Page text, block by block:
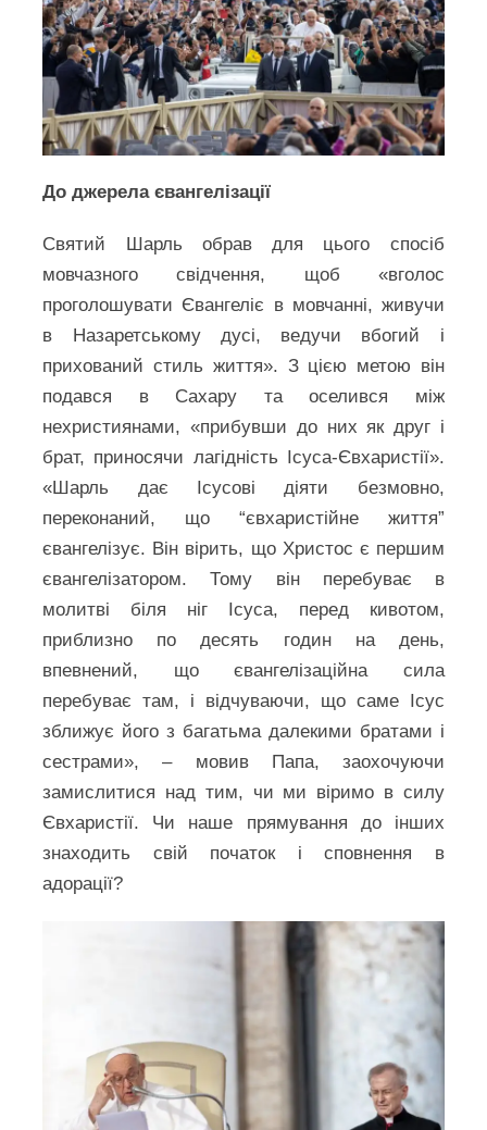
До джерела євангелізації
Святий Шарль обрав для цього спосіб
мовчазного свідчення, щоб «вголос
проголошувати Євангеліє в мовчанні, живучи
в Назаретському дусі, ведучи вбогий і
прихований стиль життя». З цією метою він
подався в Сахару та оселився між
нехристиянами, «прибувши до них як друг і
брат, приносячи лагідність Ісуса-Євхаристії».
«Шарль дає Ісусові діяти безмовно,
переконаний, що “євхаристійне життя”
євангелізує. Він вірить, що Христос є першим
євангелізатором. Тому він перебуває в
молитві біля ніг Ісуса, перед кивотом,
приблизно по десять годин на день,
впевнений, що євангелізаційна сила
перебуває там, і відчуваючи, що саме Ісус
зближує його з багатьма далекими братами і
сестрами», – мовив Папа, заохочуючи
замислитися над тим, чи ми віримо в силу
Євхаристії. Чи наше прямування до інших
знаходить свій початок і сповнення в
адорації?